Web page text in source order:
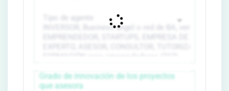
Grado de innovación de los proyectos
que asesora